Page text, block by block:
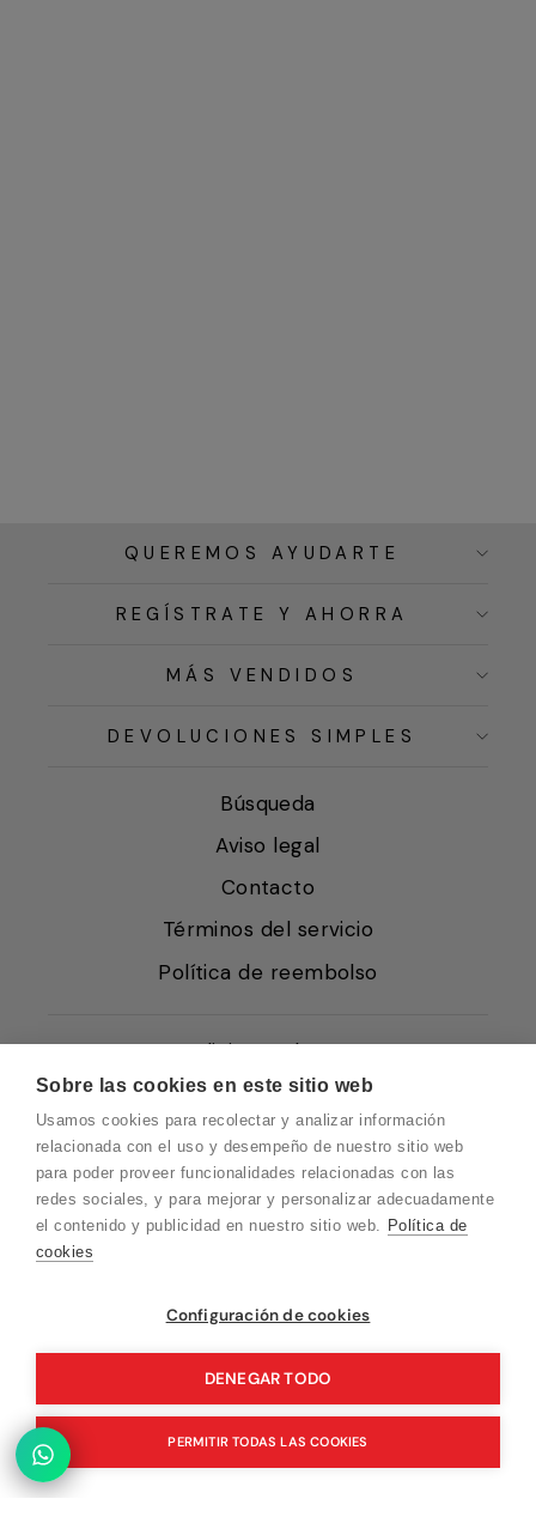
Sobre las cookies en este sitio web
Usamos cookies para recolectar y analizar información
relacionada con el uso y desempeño de nuestro sitio web
para poder proveer funcionalidades relacionadas con las
redes sociales, y para mejorar y personalizar adecuadamente
el contenido y publicidad en nuestro sitio web. Política de
cookies
Configuración de cookies
DENEGAR TODO
PERMITIR TODAS LAS COOKIES
QUEREMOS AYUDARTE
REGÍSTRATE Y AHORRA
MÁS VENDIDOS
DEVOLUCIONES SIMPLES
Búsqueda
Aviso legal
Contacto
Términos del servicio
Política de reembolso
Condiciones de Venta
Quiénes somos
Política de Cookies
Protección de Datos
Blog EN
Blog DE
Blog IT
Vuelvo en un momento. Recuerda que
nuestro horario de atención al cliente es de